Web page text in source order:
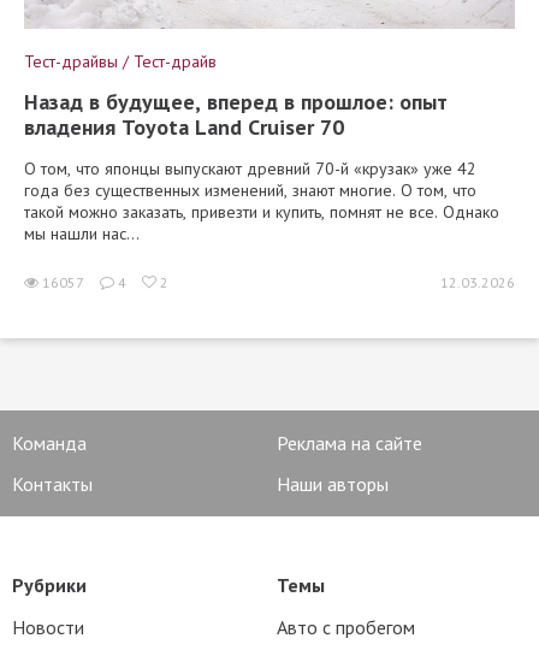
Тест-драйвы / Тест-драйв
Назад в будущее, вперед в прошлое: опыт
владения Toyota Land Cruiser 70
О том, что японцы выпускают древний 70-й «крузак» уже 42
года без существенных изменений, знают многие. О том, что
такой можно заказать, привезти и купить, помнят не все. Однако
мы нашли нас...
16057 4 2 12.03.2026
Команда
Реклама на сайте
Контакты
Наши авторы
Рубрики
Новости
Темы
Авто с пробегом